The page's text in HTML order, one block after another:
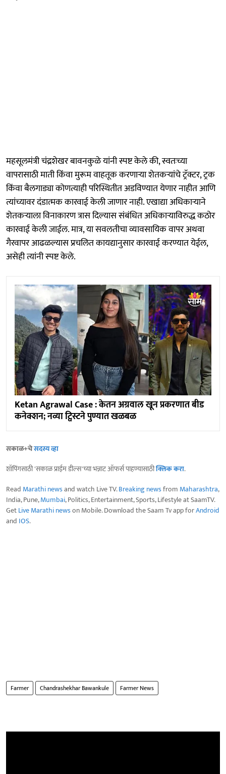
महसूलमंत्री चंद्रशेखर बावनकुळे यांनी स्पष्ट केले की, स्वतःच्या
वापरासाठी माती किंवा मुरूम वाहतूक करणाऱ्या शेतकऱ्यांचे ट्रॅक्टर, ट्रक
किंवा बैलगाड्या कोणत्याही परिस्थितीत अडविण्यात येणार नाहीत आणि
त्यांच्यावर दंडात्मक कारवाई केली जाणार नाही. एखाद्या अधिकाऱ्याने
शेतकऱ्याला विनाकारण त्रास दिल्यास संबंधित अधिकाऱ्याविरुद्ध कठोर
कारवाई केली जाईल. मात्र, या सवलतीचा व्यावसायिक वापर अथवा
गैरवापर आढळल्यास प्रचलित कायद्यानुसार कारवाई करण्यात येईल,
असेही त्यांनी स्पष्ट केले.
Ketan Agrawal Case : केतन अग्रवाल खून प्रकरणात बीड
कनेक्शन; नव्या ट्विस्टने पुण्यात खळबळ
सकाळ+चेसदस्य व्हा
शॉपिंगसाठी 'सकाळ प्राईम डील्स'च्या भन्नाट ऑफर्स पाहण्यासाठीक्लिक करा.
Read Marathi newsand watch Live TV.Breaking newsfrom Maharashtra,
India, Pune,Mumbai, Politics, Entertainment, Sports, Lifestyle at SaamTV.
GetLive Marathi newson Mobile. Download the Saam Tv app forAndroid
and IOS.
Farmer Chandrashekhar Bawankule Farmer News